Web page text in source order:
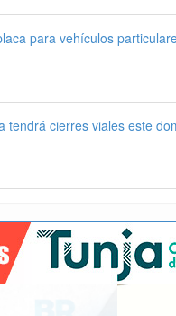
para vehículos
tendrá cierres viales este